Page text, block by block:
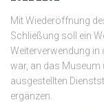
Mit Wiederöffnung
Schließung soll ein
Weiterverwendung
war, an das Museum
ausgestellten
ergänzen.